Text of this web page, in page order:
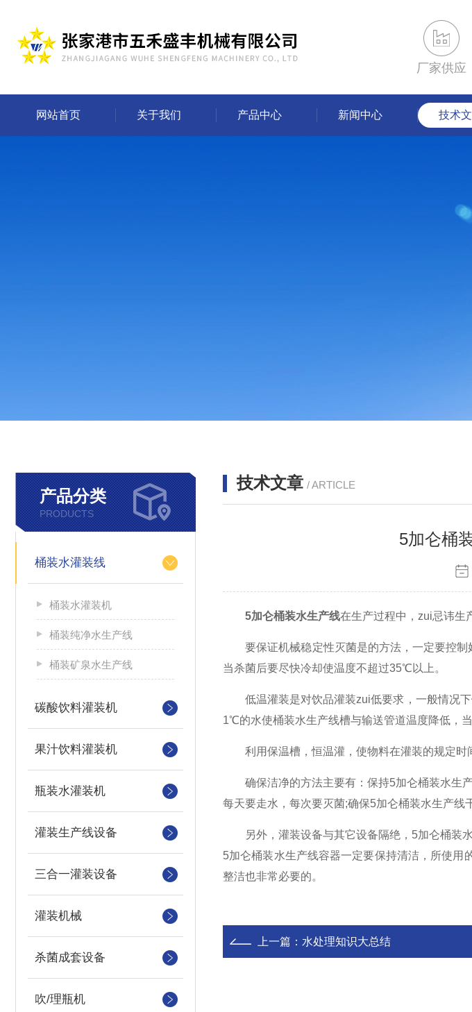
厂家供应
网站首页 关于我们 产品中心 新闻中心 技术
产品分类
PRODUCTS
桶装水灌装线
桶装水灌装机
桶装纯净水生产线
桶装矿泉水生产线
碳酸饮料灌装机
果汁饮料灌装机
瓶装水灌装机
灌装生产线设备
三合一灌装设备
灌装机械
杀菌成套设备
吹/理瓶机
技术文章 / ARTICLE
5加仑桶
5加仑桶装水生产线在生产过程中，zui忌讳生
要保证机械稳定性灭菌是的方法，一定要控制
当杀菌后要尽快冷却使温度不超过35℃以上。
低温灌装是对饮品灌装zui低要求，一般情况下
1℃的水使桶装水生产线槽与输送管道温度降低，
利用保温槽，恒温灌，使物料在灌装的规定时
确保洁净的方法主要有：保持5加仑桶装水生产
每天要走水，每次要灭菌;确保5加仑桶装水生产线
另外，灌装设备与其它设备隔绝，5加仑桶装水
5加仑桶装水生产线容器一定要保持清洁，所使
整洁也非常必要的。
上一篇： 水处理知识大总结